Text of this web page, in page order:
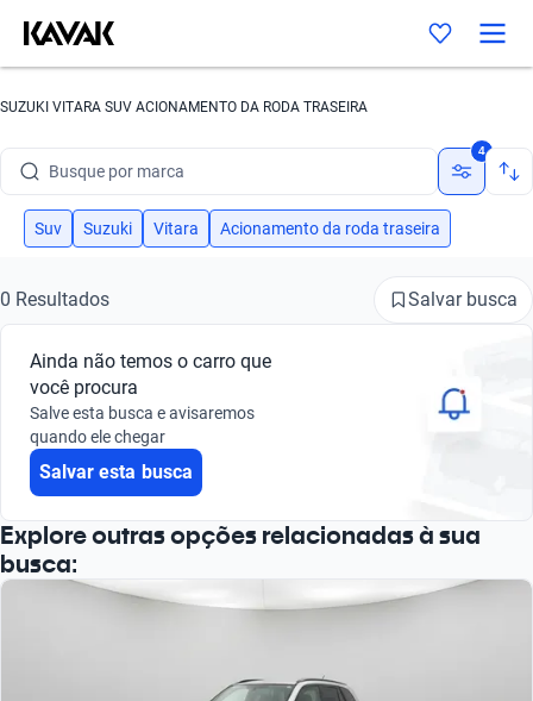
SUZUKI VITARA SUV ACIONAMENTO DA RODA TRASEIRA
Busque por marca
Busque por modelo
Busque por ano
Busque por marca
Busque por modelo
Busque por ano
4
Suv Suzuki Vitara Acionamento da roda traseira
0 Resultados Salvar busca
Ainda não temos o carro que
você procura
Salve esta busca e avisaremos
quando ele chegar
Salvar esta busca
Explore outras opções relacionadas à sua
busca: